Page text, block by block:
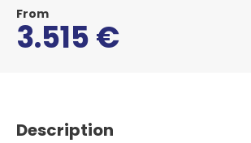
From
3.515 €
Description